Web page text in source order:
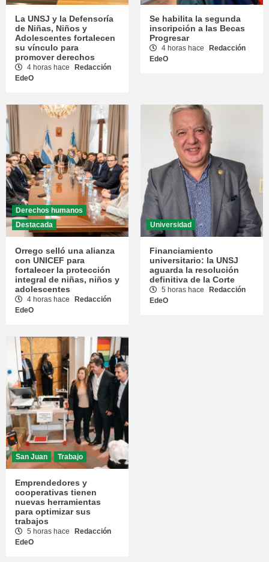
La UNSJ y la Defensoría
de Niñas, Niños y
Adolescentes fortalecen
su vínculo para
promover derechos
4 horas hace
Redacción
EdeO
Se habilita la segunda
inscripción a las Becas
Progresar
4 horas hace
Redacción
EdeO
Derechos humanos
Destacada
Orrego selló una alianza
con UNICEF para
fortalecer la protección
integral de niñas, niños y
adolescentes
4 horas hace
Redacción
EdeO
Universidad
Financiamiento
universitario: la UNSJ
aguarda la resolución
definitiva de la Corte
5 horas hace
Redacción
EdeO
San Juan Trabajo
Emprendedores y
cooperativas tienen
nuevas herramientas
para optimizar sus
trabajos
5 horas hace
Redacción
EdeO